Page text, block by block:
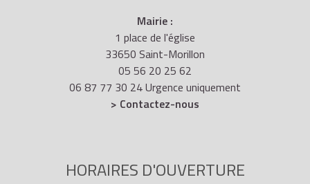
Mairie :
1 place de l'église
33650 Saint-Morillon
05 56 20 25 62
06 87 77 30 24 Urgence uniquement
> Contactez-nous
HORAIRES D'OUVERTURE